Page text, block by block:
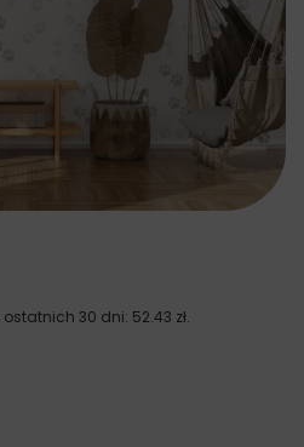
30 dni: 52.43 zł.